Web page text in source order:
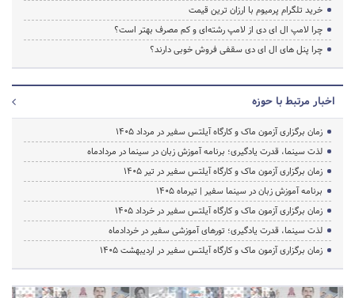
خرید تلگرام پرمیوم با ارزان ترین قیمت
چرا لامپ ال ای دی از لامپ رشته‌ای و کم مصرف بهتر است؟
چرا پنل های ال ای دی سقفی فروش خوبی دارند؟
اخبار مرتبط با حوزه
زمان برگزاری آزمون ماک و کارگاه آیلتس سفیر در مرداد 1405
لذت سینما، قدرت یادگیری؛ برنامه آموزش زبان در سینما در مردادماه
زمان برگزاری آزمون ماک و کارگاه آیلتس سفیر در تیر 1405
برنامه آموزش زبان در سینما سفیر | تیرماه ۱۴۰۵
زمان برگزاری آزمون ماک و کارگاه آیلتس سفیر در خرداد 1405
لذت سینما، قدرت یادگیری؛ تورهای آموزشی سفیر در خردادماه
زمان برگزاری آزمون ماک و کارگاه آیلتس سفیر در اردیبهشت 1405